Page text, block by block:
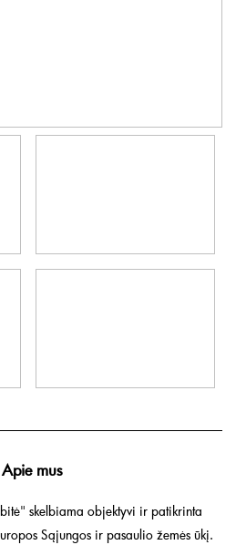
Apie mus
skelbiama objektyvi ir patikrinta
Sąjungos ir pasaulio žemės ūkį.